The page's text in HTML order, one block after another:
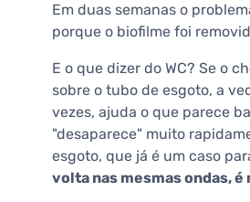
Em duas semanas o
porque o biofilme foi
E o que dizer do WC? Se o
sobre o tubo de esgoto, a
vezes, ajuda o que parece
"desaparece" muito
esgoto, que já é um caso
volta nas mesmas ondas,